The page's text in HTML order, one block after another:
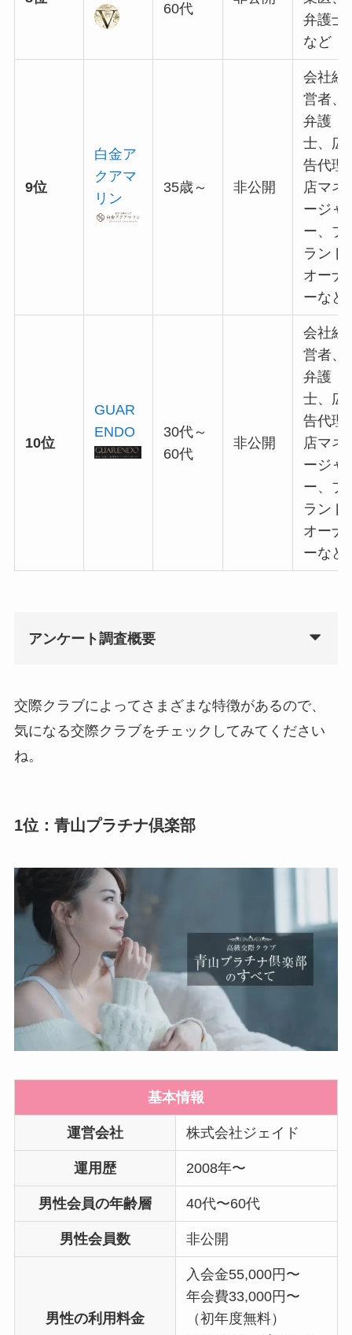
60代
弁護士
など
9位
白金ア
クアマ
リン
35歳～ 非公開
会社経
営者、
弁護
士、広
告代理
店マネ
ージャ
ー、ブ
ランド
オーナ
ーなど
10位
GUAR
ENDO
30代～
60代
非公開
会社経
営者、
弁護
士、広
告代理
店マネ
ージャ
ー、ブ
ランド
オーナ
ーなど
アンケート調査概要
交際クラブによってさまざまな特徴があるので、
気になる交際クラブをチェックしてみてください
ね。
1位：青山プラチナ倶楽部
基本情報
運営会社 株式会社ジェイド
運用歴 2008年〜
男性会員の年齢層 40代〜60代
男性会員数 非公開
男性の利用料金
入会金55,000円〜
年会費33,000円〜
（初年度無料）